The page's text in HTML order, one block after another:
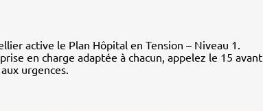
active le Plan Hôpital en Tension – Niveau 1.
en charge adaptée à chacun, appelez le 15 avant
urgences.